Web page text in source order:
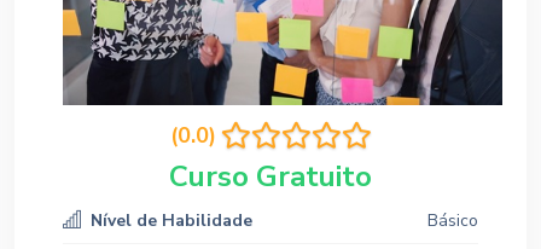
(0.0)
Curso Gratuito
Nível de Habilidade
Básico